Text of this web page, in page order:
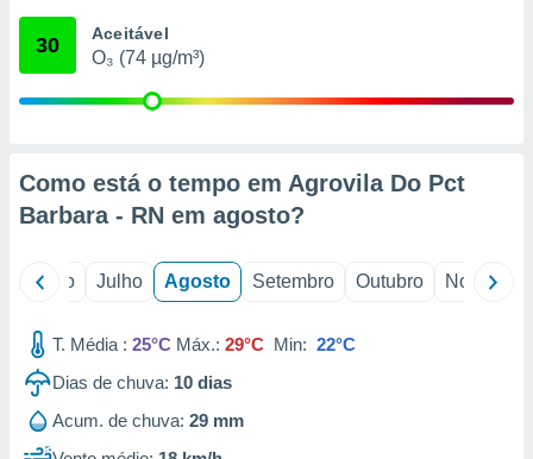
através
1199
30 Aceitável
O₃ (74 µg/m³)
Como está o tempo em Agrovila Do Pct
Barbara - RN em agosto?
Junho Julho Agosto Setembro Outubro Novembro
T. Média : 25°C Máx.: 29°C Min: 22°C
Dias de chuva: 10 dias
Acum. de chuva: 29 mm